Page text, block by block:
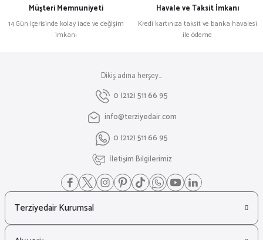
Müşteri Memnuniyeti
14 Gün içerisinde kolay iade ve değişim
imkanı
Havale ve Taksit İmkanı
Kredi kartınıza taksit ve banka havalesi
ile ödeme
Dikiş adına herşey...
0 (212) 511 66 95
info@terziyedair.com
0 (212) 511 66 95
İletişim Bilgilerimiz
Terziyedair Kurumsal